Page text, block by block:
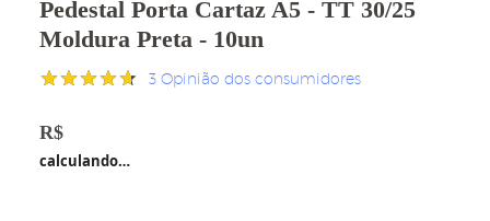
Pedestal Porta Cartaz A5 - TT 30/25
Moldura Preta - 10un
como
de 5, com
baseado
3 Opinião dos consumidores
R$
calculando…